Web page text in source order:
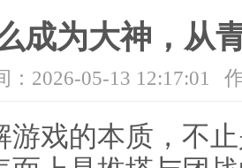
成为大神，从
：2026-05-13 12:17:01
游戏的本质，不